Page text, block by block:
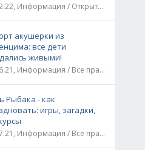
22.02.22, Информация / Открытки / Все праздники
акушерки из
все дети
живыми!
20.06.21, Информация / Все праздники / Рассказы и истории
Рыбака - как
игры, загадки,
10.07.21, Информация / Все праздники